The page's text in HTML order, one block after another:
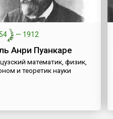
— 1912
Анри Пуанкаре
математик, физик,
и теоретик науки